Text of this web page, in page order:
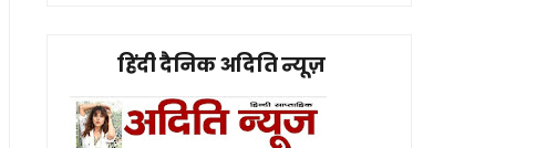
हिंदी दैनिक अदिति न्यूज़